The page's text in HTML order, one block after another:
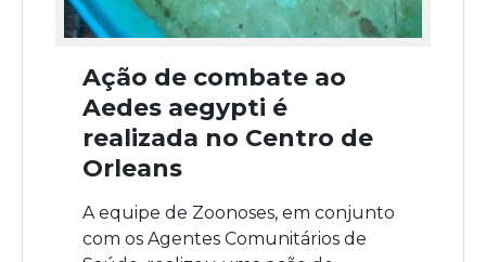
Ação de combate ao
Aedes aegypti é
realizada no Centro de
Orleans
A equipe de Zoonoses, em conjunto
com os Agentes Comunitários de